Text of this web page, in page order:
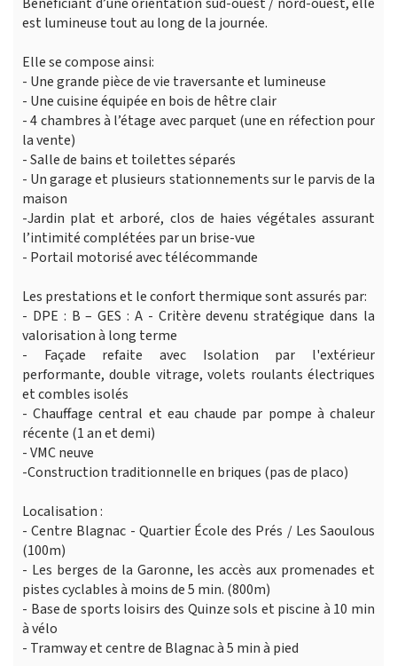
est lumineuse tout au long de la journée.
Elle se compose ainsi:
- Une grande pièce de vie traversante et lumineuse
- Une cuisine équipée en bois de hêtre clair
- 4 chambres à l’étage avec parquet (une en réfection pour
la vente)
- Salle de bains et toilettes séparés
- Un garage et plusieurs stationnements sur le parvis de la
maison
-Jardin plat et arboré, clos de haies végétales assurant
l’intimité complétées par un brise-vue
- Portail motorisé avec télécommande
Les prestations et le confort thermique sont assurés par:
- DPE : B – GES : A - Critère devenu stratégique dans la
valorisation à long terme
- Façade refaite avec Isolation par l'extérieur
performante, double vitrage, volets roulants électriques
et combles isolés
- Chauffage central et eau chaude par pompe à chaleur
récente (1 an et demi)
- VMC neuve
-Construction traditionnelle en briques (pas de placo)
Localisation :
- Centre Blagnac - Quartier École des Prés / Les Saoulous
(100m)
- Les berges de la Garonne, les accès aux promenades et
pistes cyclables à moins de 5 min. (800m)
- Base de sports loisirs des Quinze sols et piscine à 10 min
à vélo
- Tramway et centre de Blagnac à 5 min à pied